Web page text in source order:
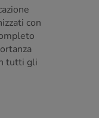
con
tutti gli